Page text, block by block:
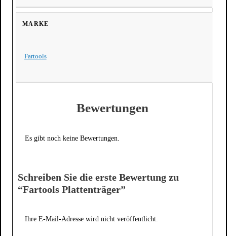
MARKE
Fartools
Bewertungen
Es gibt noch keine Bewertungen.
Schreiben Sie die erste Bewertung zu
“Fartools Plattenträger”
Ihre E-Mail-Adresse wird nicht veröffentlicht.